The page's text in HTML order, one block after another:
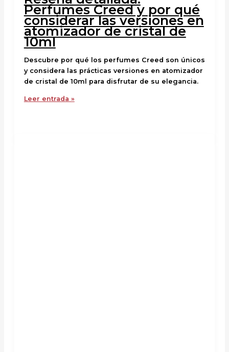
Perfumes Creed y por qué
considerar las versiones en
atomizador de cristal de
10ml
Descubre por qué los perfumes Creed son únicos
y considera las prácticas versiones en atomizador
de cristal de 10ml para disfrutar de su elegancia.
Leer entrada »